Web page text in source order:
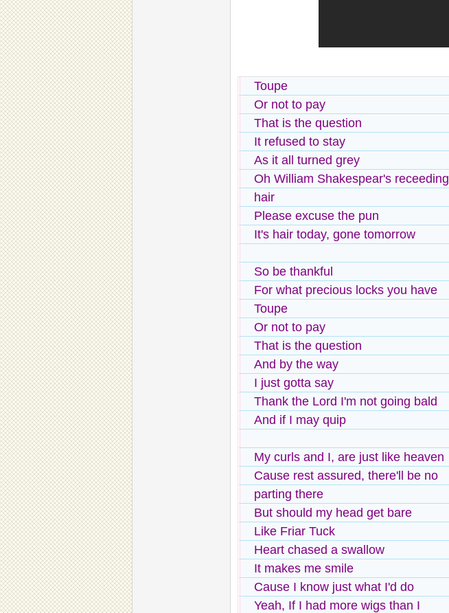
Toupe
Or not to pay
That is the question
It refused to stay
As it all turned grey
Oh William Shakespear's receeding
hair
Please excuse the pun
It's hair today, gone tomorrow
So be thankful
For what precious locks you have
Toupe
Or not to pay
That is the question
And by the way
I just gotta say
Thank the Lord I'm not going bald
And if I may quip
My curls and I, are just like heaven
Cause rest assured, there'll be no
parting there
But should my head get bare
Like Friar Tuck
Heart chased a swallow
It makes me smile
Cause I know just what I'd do
Yeah, If I had more wigs than I